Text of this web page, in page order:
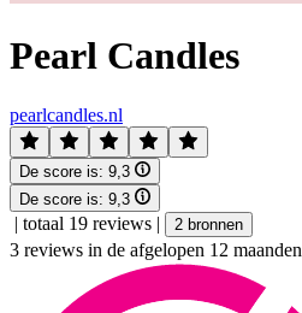
Pearl Candles
pearlcandles.nl
De score is: 9,3
De score is: 9,3
| totaal 19 reviews | 2 bronnen
3 reviews in de afgelopen 12 maanden